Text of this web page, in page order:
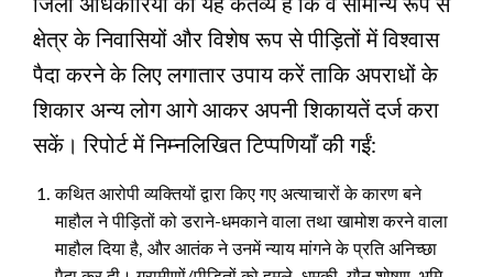
जिला अधिकारियों का यह कर्तव्य है कि वे सामान्य रूप से
क्षेत्र के निवासियों और विशेष रूप से पीड़ितों में विश्वास
पैदा करने के लिए लगातार उपाय करें ताकि अपराधों के
शिकार अन्य लोग आगे आकर अपनी शिकायतें दर्ज करा
सकें। रिपोर्ट में निम्नलिखित टिप्पणियाँ की गईं:
कथित आरोपी व्यक्तियों द्वारा किए गए अत्याचारों के कारण बने
माहौल ने पीड़ितों को डराने-धमकाने वाला तथा खामोश करने वाला
माहौल दिया है, और आतंक ने उनमें न्याय मांगने के प्रति अनिच्छा